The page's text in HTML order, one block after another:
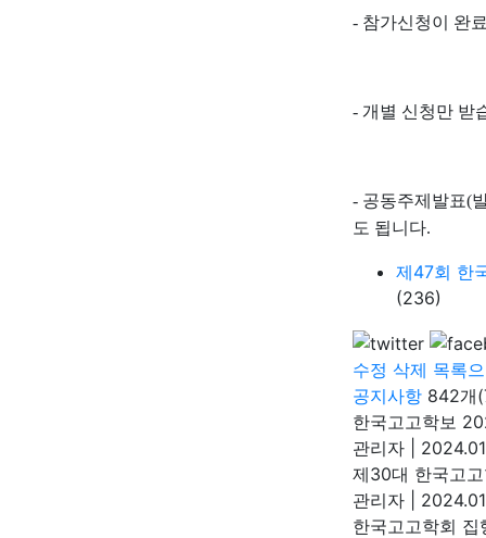
- 참가신청이 완
- 개별 신청만 받
- 공동주제발표(
도 됩니다.
제47회 한
(236)
수정 삭제 목록
공지사항 842개
한국고고학보
관리자
제30대 한국고
관리자
한국고고학회